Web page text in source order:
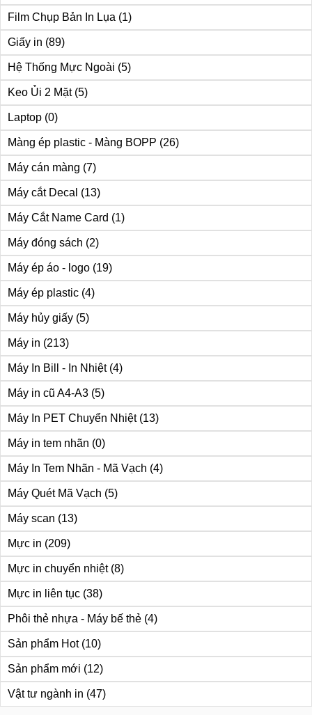
Film Chụp Bản In Lụa (1)
Giấy in (89)
Hệ Thống Mực Ngoài (5)
Keo Ủi 2 Mặt (5)
Laptop (0)
Màng ép plastic - Màng BOPP (26)
Máy cán màng (7)
Máy cắt Decal (13)
Máy Cắt Name Card (1)
Máy đóng sách (2)
Máy ép áo - logo (19)
Máy ép plastic (4)
Máy hủy giấy (5)
Máy in (213)
Máy In Bill - In Nhiệt (4)
Máy in cũ A4-A3 (5)
Máy In PET Chuyển Nhiệt (13)
Máy in tem nhãn (0)
Máy In Tem Nhãn - Mã Vạch (4)
Máy Quét Mã Vạch (5)
Máy scan (13)
Mực in (209)
Mực in chuyển nhiệt (8)
Mực in liên tục (38)
Phôi thẻ nhựa - Máy bế thẻ (4)
Sản phẩm Hot (10)
Sản phẩm mới (12)
Vật tư ngành in (47)